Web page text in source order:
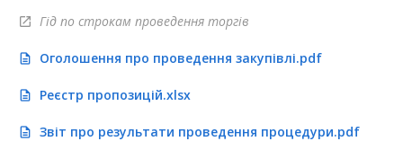
open_in_new Гід по строкам проведення торгів
description Оголошення про проведення закупівлі.pdf
description Реєстр пропозицій.xlsx
description Звіт про результати проведення процедури.pdf